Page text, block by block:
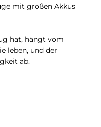
mit großen Akkus
hat, hängt vom
leben, und der
ab.